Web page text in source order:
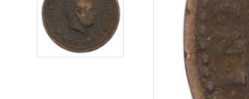
Иностранные монеты
Неофициальные выпуски монет (Unusual)